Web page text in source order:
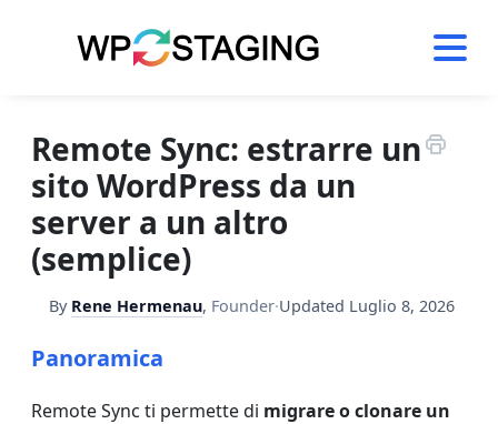
Remote Sync: estrarre un
sito WordPress da un
server a un altro
(semplice)
By Rene Hermenau, Founder·Updated Luglio 8, 2026
Panoramica
Remote Sync ti permette di migrare o clonare un